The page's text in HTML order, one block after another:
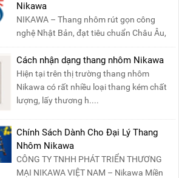
Nikawa
NIKAWA – Thang nhôm rút gọn công
nghệ Nhật Bản, đạt tiêu chuẩn Châu Âu,
đảm bảo sự an toàn tuy....
Cách nhận dạng thang nhôm Nikawa
Hiện tại trên thị trường thang nhôm
Nikawa có rất nhiều loại thang kém chất
lượng, lấy thương h....
Chính Sách Dành Cho Đại Lý Thang
Nhôm Nikawa
CÔNG TY TNHH PHÁT TRIỂN THƯƠNG
MẠI NIKAWA VIỆT NAM – Nikawa Miền